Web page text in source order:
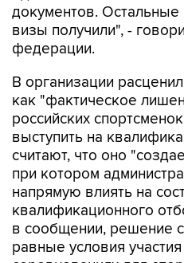
документов.
визы получили", -
федерации.
В организации
как "фактическое
российских
выступить на
считают, что оно
при котором
напрямую влиять на
квалификационного
в сообщении, решение
равные условия